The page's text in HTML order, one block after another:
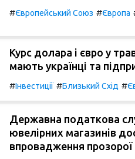
#Європейський Союз #Європа
Курс долара і євро у
мають українці та
#Інвестиції #Близький Схід #
Державна податкова
ювелірних магазинів
впровадження